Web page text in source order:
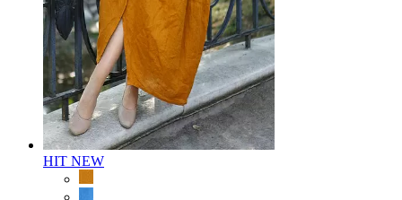
HIT NEW